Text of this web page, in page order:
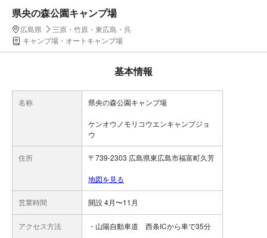
県央の森公園キャンプ場
広島県
三原・竹原・東広島・呉
キャンプ場・オートキャンプ場
基本情報
名称 県央の森公園キャンプ場
ケンオウノモリコウエンキャンプジョ
ウ
住所 〒739-2303 広島県東広島市福富町久芳
地図を見る
営業時間 開設 4月〜11月
アクセス方法 ・山陽自動車道 西条ICから車で35分